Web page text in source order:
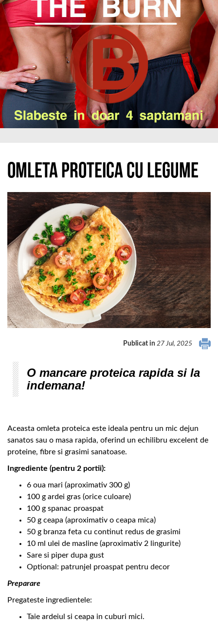
Omleta proteica cu legume
Publicat in 27 Jul, 2025
O mancare proteica rapida si la
indemana!
Aceasta omleta proteica este ideala pentru un mic dejun
sanatos sau o masa rapida, oferind un echilibru excelent de
proteine, fibre si grasimi sanatoase.
Ingrediente (pentru 2 portii):
6 oua mari (aproximativ 300 g)
100 g ardei gras (orice culoare)
100 g spanac proaspat
50 g ceapa (aproximativ o ceapa mica)
50 g branza feta cu continut redus de grasimi
10 ml ulei de masline (aproximativ 2 lingurite)
Sare si piper dupa gust
Optional: patrunjel proaspat pentru decor
Preparare
Pregateste ingredientele:
Taie ardeiul si ceapa in cuburi mici.